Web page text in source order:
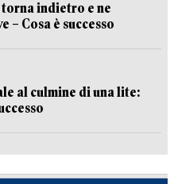
indietro e ne
– Cosa è successo
al culmine di una lite: